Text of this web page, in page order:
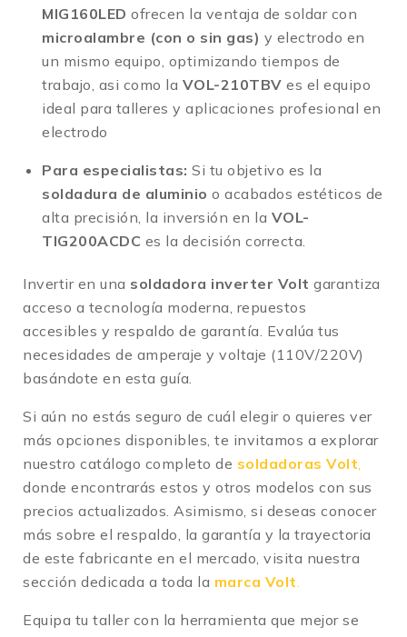
MIG160LED ofrecen la ventaja de soldar con
microalambre (con o sin gas) y electrodo en
un mismo equipo, optimizando tiempos de
trabajo, asi como la VOL-210TBV es el equipo
ideal para talleres y aplicaciones profesional en
electrodo
Para especialistas: Si tu objetivo es la
soldadura de aluminio o acabados estéticos de
alta precisión, la inversión en la VOL-
TIG200ACDC es la decisión correcta.
Invertir en una soldadora inverter Volt garantiza
acceso a tecnología moderna, repuestos
accesibles y respaldo de garantía. Evalúa tus
necesidades de amperaje y voltaje (110V/220V)
basándote en esta guía.
Si aún no estás seguro de cuál elegir o quieres ver
más opciones disponibles, te invitamos a explorar
nuestro catálogo completo de soldadoras Volt
donde encontrarás estos y otros modelos con sus
precios actualizados. Asimismo, si deseas conocer
más sobre el respaldo, la garantía y la trayectoria
de este fabricante en el mercado, visita nuestra
sección dedicada a toda la marca Volt
Equipa tu taller con la herramienta que mejor se